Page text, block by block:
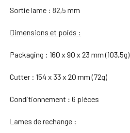
Sortie lame : 82,5 mm
Dimensions et poids :
Packaging : 160 x 90 x 23 mm (103,5g)
Cutter : 154 x 33 x 20 mm (72g)
Conditionnement : 6 pièces
Lames de rechange :